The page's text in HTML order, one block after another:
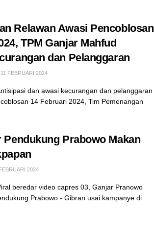
Relawan Awasi Pencoblosan
TPM Ganjar Mahfud
dan Pelanggaran
FEBRUARI 2024
dan awasi kecurangan dan pelanggaran
14 Februari 2024, Tim Pemenangan
Pendukung Prabowo Makan
2024
beredar video capres 03, Ganjar Pranowo
Prabowo - Gibran usai kampanye di